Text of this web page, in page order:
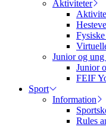
Aktiviteter
Junior og
Junior
FEIF
Sport
Information
Rules